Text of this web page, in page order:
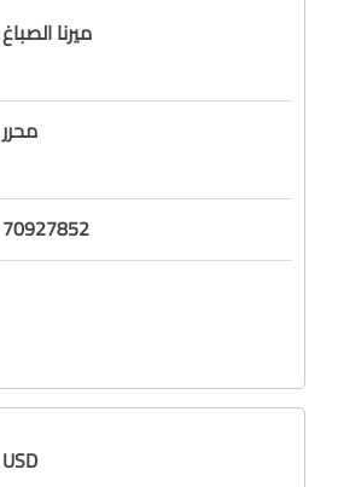
ميرنا الصباغ
محرر
70927852
USD